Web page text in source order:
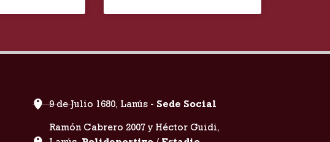
9 de Julio 1680, Lanús - Sede Social
Ramón Cabrero 2007 y Héctor Guidi,